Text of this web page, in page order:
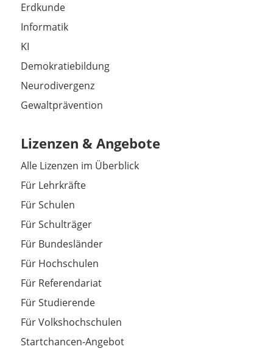
Erdkunde
Informatik
KI
Demokratiebildung
Neurodivergenz
Gewaltprävention
Lizenzen & Angebote
Alle Lizenzen im Überblick
Für Lehrkräfte
Für Schulen
Für Schulträger
Für Bundesländer
Für Hochschulen
Für Referendariat
Für Studierende
Für Volkshochschulen
Startchancen-Angebot